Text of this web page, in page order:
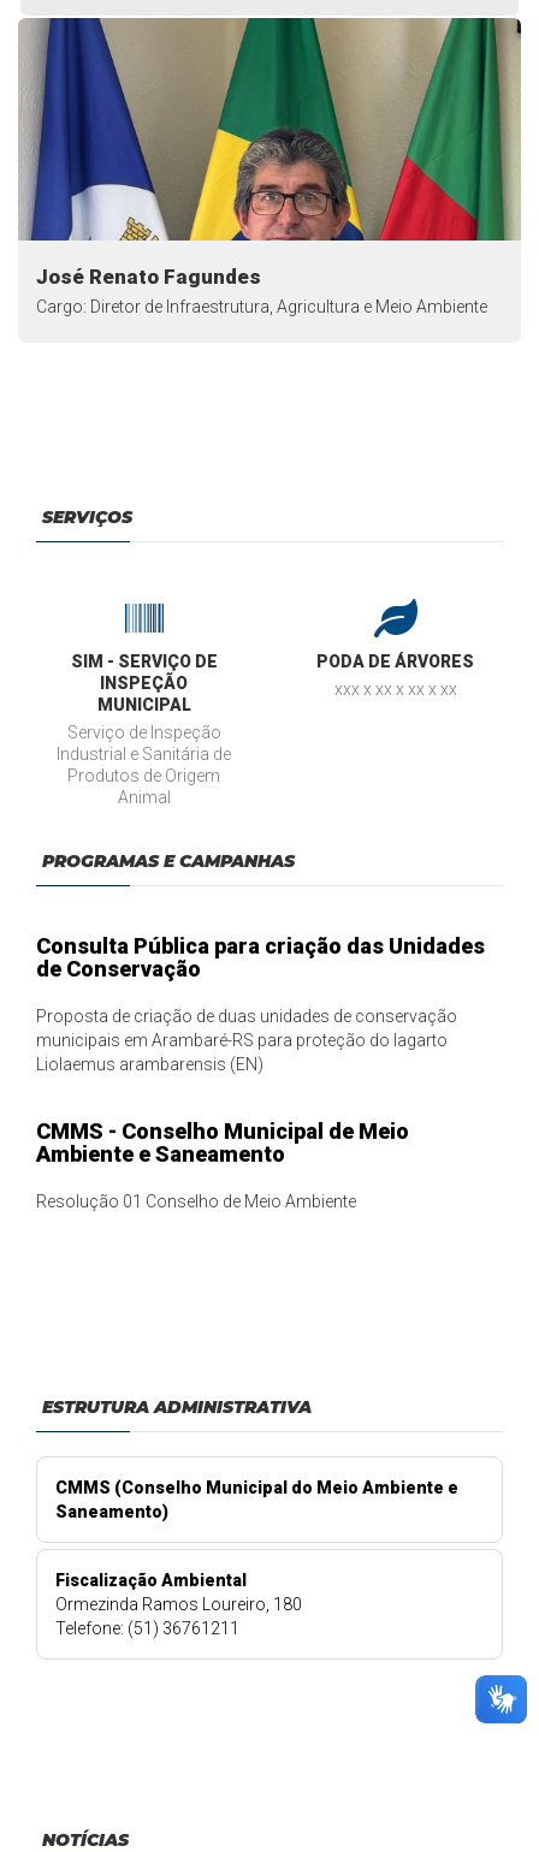
José Renato Fagundes
Cargo: Diretor de Infraestrutura, Agricultura e Meio Ambiente
SERVIÇOS
SIM - SERVIÇO DE
INSPEÇÃO
MUNICIPAL
Serviço de Inspeção
Industrial e Sanitária de
Produtos de Origem
Animal
PODA DE ÁRVORES
xxx x xx x xx x xx
PROGRAMAS E CAMPANHAS
Consulta Pública para criação das Unidades
de Conservação
Proposta de criação de duas unidades de conservação
municipais em Arambaré-RS para proteção do lagarto
Liolaemus arambarensis (EN)
CMMS - Conselho Municipal de Meio
Ambiente e Saneamento
Resolução 01 Conselho de Meio Ambiente
ESTRUTURA ADMINISTRATIVA
CMMS (Conselho Municipal do Meio Ambiente e
Saneamento)
Fiscalização Ambiental
Ormezinda Ramos Loureiro, 180
Telefone: (51) 36761211
NOTÍCIAS